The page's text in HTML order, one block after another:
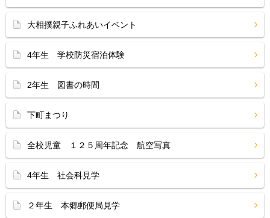
大相撲親子ふれあいイベント
4年生 学校防災宿泊体験
2年生 図書の時間
下町まつり
全校児童 １２５周年記念 航空写真
4年生 社会科見学
２年生 本郷郵便局見学